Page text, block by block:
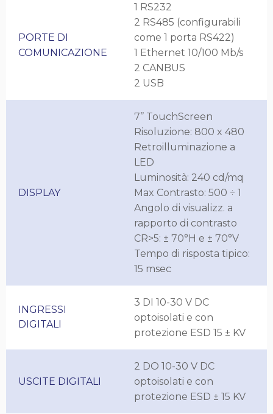
PORTE DI
COMUNICAZIONE
1 RS232
2 RS485 (configurabili
come 1 porta RS422)
1 Ethernet 10/100 Mb/s
2 CANBUS
2 USB
DISPLAY
7’’ TouchScreen
Risoluzione: 800 x 480
Retroilluminazione a
LED
Luminosità: 240 cd/mq
Max Contrasto: 500 ÷ 1
Angolo di visualizz. a
rapporto di contrasto
CR>5: ± 70°H e ± 70°V
Tempo di risposta tipico:
15 msec
INGRESSI
DIGITALI
3 DI 10-30 V DC
optoisolati e con
protezione ESD 15 ± KV
USCITE DIGITALI
2 DO 10-30 V DC
optoisolati e con
protezione ESD ± 15 KV